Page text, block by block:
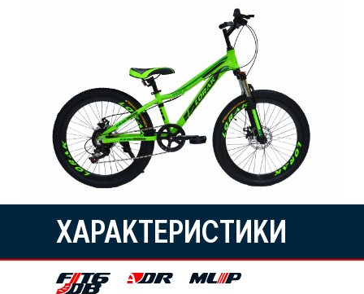
ХАРАКТЕРИСТИКИ